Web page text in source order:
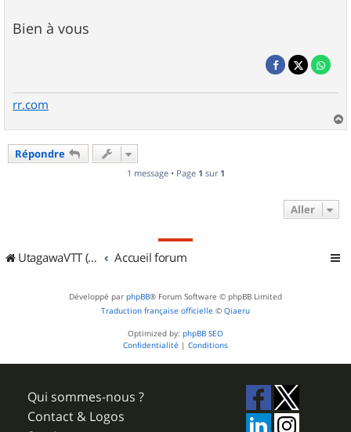
Bien à vous
rr.com
a
Répondre
1 message • Page 1 sur 1
Aller
UtagawaVTT (Randos VTT et VTTAE avec traces GPS) Accueil forum
Développé par phpBB® Forum Software © phpBB Limited
Traduction française officielle © Qiaeru
Optimized by: phpBB SEO
Confidentialité | Conditions
Qui sommes-nous ?
Contact & Logos